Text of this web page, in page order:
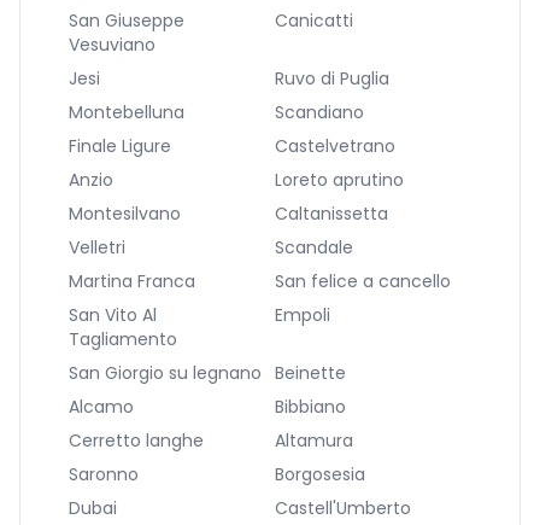
San Giuseppe
Vesuviano
Canicatti
Jesi
Ruvo di Puglia
Montebelluna
Scandiano
Finale Ligure
Castelvetrano
Anzio
Loreto aprutino
Montesilvano
Caltanissetta
Velletri
Scandale
Martina Franca
San felice a cancello
San Vito Al
Tagliamento
Empoli
San Giorgio su legnano Beinette
Alcamo
Bibbiano
Cerretto langhe
Altamura
Saronno
Borgosesia
Dubai
Castell'Umberto